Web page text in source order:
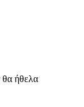
ήθελα